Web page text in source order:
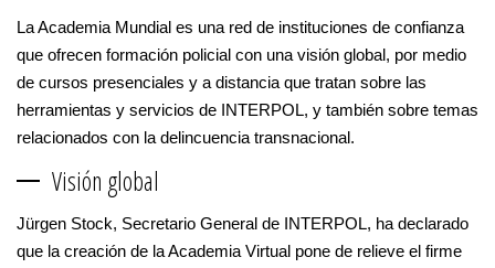
La Academia Mundial es una red de instituciones de confianza
que ofrecen formación policial con una visión global, por medio
de cursos presenciales y a distancia que tratan sobre las
herramientas y servicios de INTERPOL, y también sobre temas
relacionados con la delincuencia transnacional.
Visión global
Jürgen Stock, Secretario General de INTERPOL, ha declarado
que la creación de la Academia Virtual pone de relieve el firme